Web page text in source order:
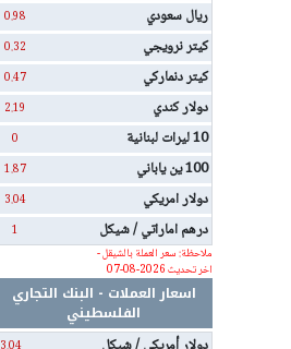
ريال سعودي 0.98
كيتر نرويجي 0.32
كيتر دنماركي 0.47
دولار كندي 2.19
10 ليرات لبنانية 0
100 ين ياباني 1.87
دولار امريكي 3.04
درهم اماراتي / شيكل
1
ملاحظة: سعر العملة بالشيقل -
اخر تحديث 2026-08-07
اسعار العملات - البنك التجاري
الفلسطيني